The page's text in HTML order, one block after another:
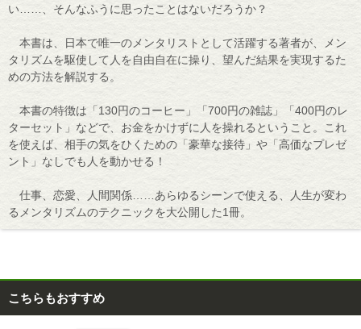
い……、そんなふうに思ったことはないだろうか？
本書は、日本で唯一のメンタリストとして活躍する著者が、メン
タリズムを駆使して人を自由自在に操り、望んだ結果を実現するた
めの方法を解説する。
本書の特徴は「130円のコーヒー」「700円の雑誌」「400円のレ
ターセット」などで、お金をかけずに人を操れるということ。これ
を使えば、相手の気をひくための「豪華な接待」や「高価なプレゼ
ント」なしでも人を動かせる！
仕事、恋愛、人間関係……あらゆるシーンで使える、人生が変わ
るメンタリズムのテクニックを大公開した1冊。
こちらもおすすめ